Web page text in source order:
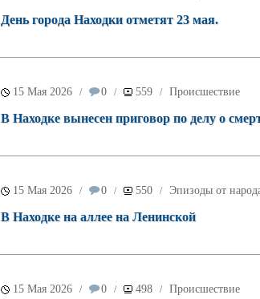
День города Находки отметят 23 мая.
15 Мая 2026 / 0 / 559 / Происшествие
В Находке вынесен приговор по делу о
15 Мая 2026 / 0 / 550 / Эпизоды от
В Находке на аллее на Ленинской
15 Мая 2026 / 0 / 498 / Происшествие